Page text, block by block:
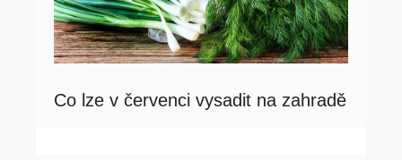
Co lze v červenci vysadit na zahradě